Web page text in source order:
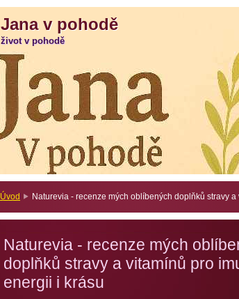
Jana v pohodě
Jana v pohodě
život v pohodě
život v pohodě
Úvod Naturevia - recenze mých oblíbených doplňků stravy
Naturevia - recenze mých
doplňků stravy a vitamínů pro
energii i krásu